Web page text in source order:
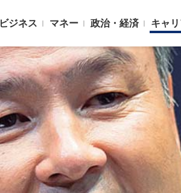
ビジネス マネー 政治・経済 キャ